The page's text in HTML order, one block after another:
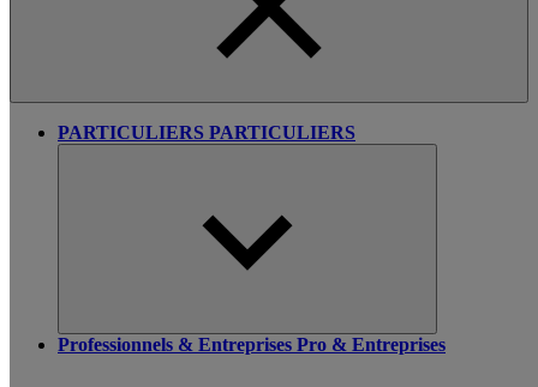
PARTICULIERS PARTICULIERS
Professionnels & Entreprises Pro & Entreprises